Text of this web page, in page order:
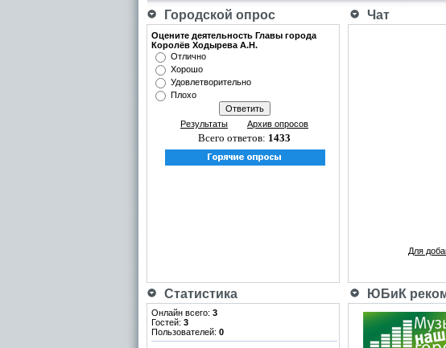
Городской опрос Чат
Оцените деятельность Главы города
Королёв Ходырева А.Н.
Отлично
Хорошо
Удовлетворительно
Плохо
Результаты Архив опросов
Всего ответов: 1433
Для
Статистика ЮБиК
Онлайн всего: 3
Гостей: 3
Пользователей: 0